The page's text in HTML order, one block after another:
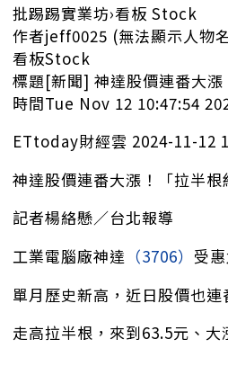
批踢踢實業坊›看板 Stock
作者jeff0025 (無法顯示人物
看板Stock
標題[新聞] 神達股價連番大
時間Tue Nov 12 10:47:54
ETtoday財經雲 2024-11-12
神達股價連番大漲！「拉半
記者楊絡懸／台北報導
工業電腦廠神達 （3706） 受
單月歷史新高，近日股價也
走高拉半根，來到63.5元、